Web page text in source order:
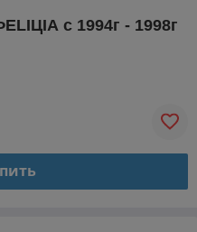
с 1994г - 1998г